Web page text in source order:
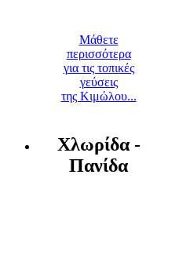
Μάθετε
περισσότερα
για τις τοπικές
γεύσεις
της Κιμώλου...
Χλωρίδα -
Πανίδα